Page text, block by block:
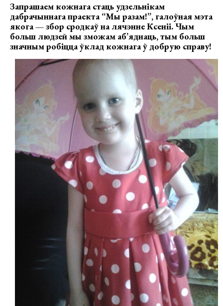
Запрашаем кожнага стаць удзельнікам
дабрачыннага праекта “Мы разам!”, галоўная мэта
якога — збор сродкаў на лячэнне Ксеніі. Чым
больш людзей мы зможам аб’яднаць, тым больш
значным робіцца ўклад кожнага ў добрую справу!